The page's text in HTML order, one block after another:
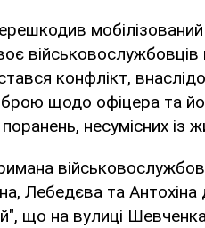
військовослужбовців
конфлікт,
щодо офіцера та
несумісних із
Лебедєва та
що на вулиці